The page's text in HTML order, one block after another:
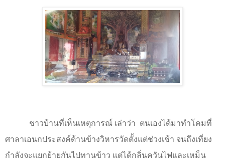
ชาวบ้านที่เห็นเหตุการณ์ เล่าว่า ตนเองได้มาทำโคมที่
ศาลาเอนกประสงค์ด้านข้างวิหารวัดตั้งแต่ช่วงเช้า จนถึงเที่ยง
กำลังจะแยกย้ายกันไปทานข้าว แต่ได้กลิ่นควันไฟและเหม็น